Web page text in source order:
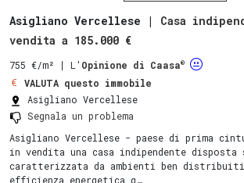
Asigliano Vercellese | Casa
vendita a 185.000 €
755 €/m² ∣ L' Opinione di Caasa®
VALUTA questo immobile
Asigliano Vercellese
Segnala un problema
Asigliano Vercellese - paese di prima
in vendita una casa indipendente
caratterizzata da ambienti ben distribuiti
efficienza energetica g…